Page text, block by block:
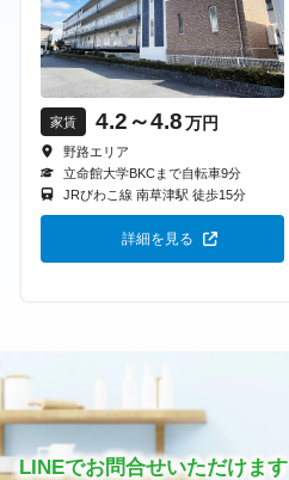
家賃 4.2 ～4.8万円
野路エリア
立命館大学BKCまで自転車9分
JRびわこ線 南草津駅 徒歩15分
詳細を見る
LINEでお問合せいただけます